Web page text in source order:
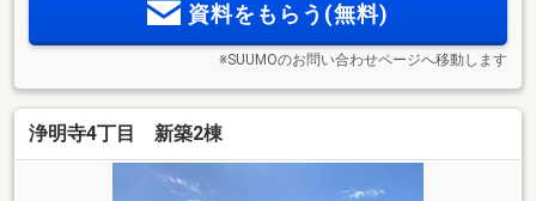
資料をもらう(無料)
※SUUMOのお問い合わせページへ移動します
浄明寺4丁目 新築2棟